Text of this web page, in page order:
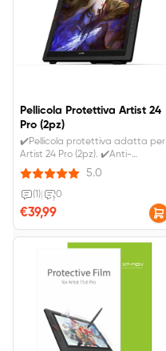
Pellicola Protettiva Artist 24
Pro (2pz)
✔️Pellicola protettiva adatta per
Artist 24 Pro (2pz). ✔️Anti-
radiazione e abbagliamento e
sottile, liscio e resistente. ✔️IVA
inclusa. Spedizione gratuita.
5.0
(1) 0
€39,99